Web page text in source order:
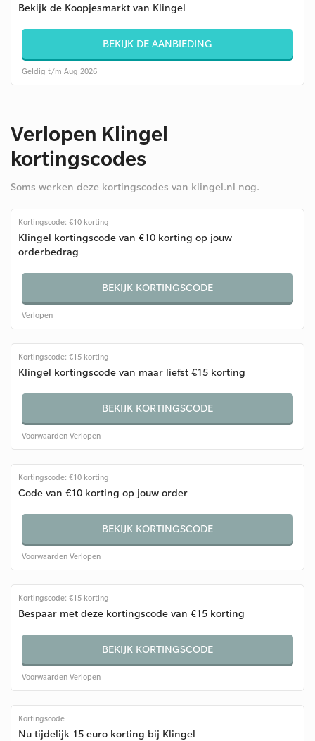
Bekijk de Koopjesmarkt van Klingel
BEKIJK DE AANBIEDING
Geldig t/m Aug 2026
Verlopen Klingel
kortingscodes
Soms werken deze kortingscodes van klingel.nl nog.
Kortingscode: €10 korting
Klingel kortingscode van €10 korting op jouw
orderbedrag
BEKIJK KORTINGSCODE
Verlopen
Kortingscode: €15 korting
Klingel kortingscode van maar liefst €15 korting
BEKIJK KORTINGSCODE
Voorwaarden Verlopen
Kortingscode: €10 korting
Code van €10 korting op jouw order
BEKIJK KORTINGSCODE
Voorwaarden Verlopen
Kortingscode: €15 korting
Bespaar met deze kortingscode van €15 korting
BEKIJK KORTINGSCODE
Voorwaarden Verlopen
Kortingscode
Nu tijdelijk 15 euro korting bij Klingel